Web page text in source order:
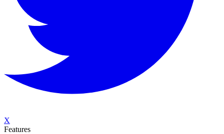
X
Features